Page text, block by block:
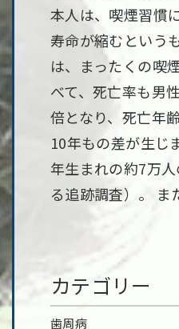
本人は、喫煙習慣
寿命が縮むという
は、まったくの喫
べて、死亡率も男
倍となり、死亡年
10年もの差が生じ
年生まれの約7万
る追跡調査）。
カテゴリー
歯周病